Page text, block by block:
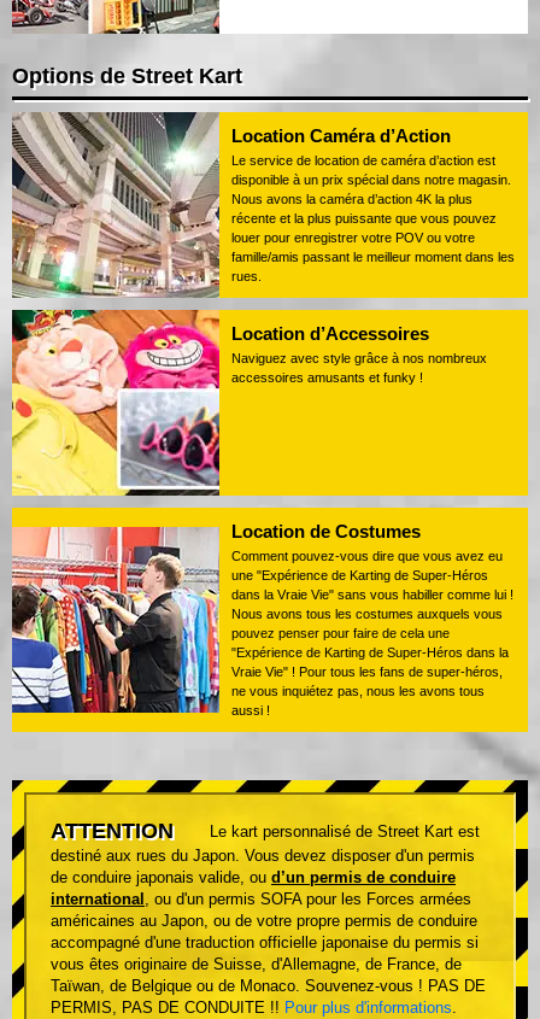
Options de Street Kart
Location Caméra d’Action
Le service de location de caméra d’action est
disponible à un prix spécial dans notre magasin.
Nous avons la caméra d’action 4K la plus
récente et la plus puissante que vous pouvez
louer pour enregistrer votre POV ou votre
famille/amis passant le meilleur moment dans les
rues.
Location d’Accessoires
Naviguez avec style grâce à nos nombreux
accessoires amusants et funky !
Location de Costumes
Comment pouvez-vous dire que vous avez eu
une "Expérience de Karting de Super-Héros
dans la Vraie Vie" sans vous habiller comme lui !
Nous avons tous les costumes auxquels vous
pouvez penser pour faire de cela une
"Expérience de Karting de Super-Héros dans la
Vraie Vie" ! Pour tous les fans de super-héros,
ne vous inquiétez pas, nous les avons tous
aussi !
ATTENTION
Le kart personnalisé de Street Kart est
destiné aux rues du Japon. Vous devez disposer d'un permis
de conduire japonais valide, ou d’un permis de conduire
international , ou d'un permis SOFA pour les Forces armées
américaines au Japon, ou de votre propre permis de conduire
accompagné d'une traduction officielle japonaise du permis si
vous êtes originaire de Suisse, d'Allemagne, de France, de
Taïwan, de Belgique ou de Monaco. Souvenez-vous ! PAS DE
PERMIS, PAS DE CONDUITE !! Pour plus d'informations.